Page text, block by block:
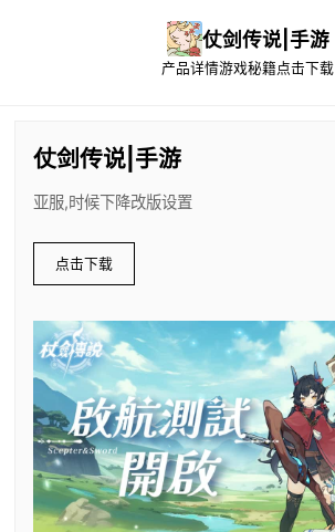
仗剑传说|手游
产品详情游戏秘籍点击下载
仗剑传说|手游
亚服,时候下降改版设置
点击下载